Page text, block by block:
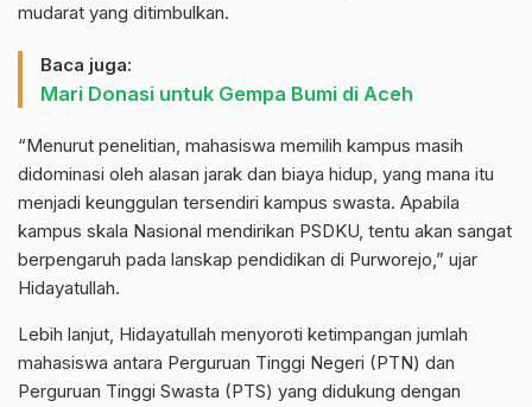
mudarat yang ditimbulkan.
Baca juga:
Mari Donasi untuk Gempa Bumi di Aceh
“Menurut penelitian, mahasiswa memilih kampus masih
didominasi oleh alasan jarak dan biaya hidup, yang mana itu
menjadi keunggulan tersendiri kampus swasta. Apabila
kampus skala Nasional mendirikan PSDKU, tentu akan sangat
berpengaruh pada lanskap pendidikan di Purworejo,” ujar
Hidayatullah.
Lebih lanjut, Hidayatullah menyoroti ketimpangan jumlah
mahasiswa antara Perguruan Tinggi Negeri (PTN) dan
Perguruan Tinggi Swasta (PTS) yang didukung dengan